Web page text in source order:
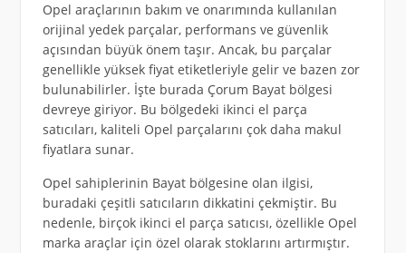
Opel araçlarının bakım ve onarımında kullanılan
orijinal yedek parçalar, performans ve güvenlik
açısından büyük önem taşır. Ancak, bu parçalar
genellikle yüksek fiyat etiketleriyle gelir ve bazen zor
bulunabilirler. İşte burada Çorum Bayat bölgesi
devreye giriyor. Bu bölgedeki ikinci el parça
satıcıları, kaliteli Opel parçalarını çok daha makul
fiyatlara sunar.
Opel sahiplerinin Bayat bölgesine olan ilgisi,
buradaki çeşitli satıcıların dikkatini çekmiştir. Bu
nedenle, birçok ikinci el parça satıcısı, özellikle Opel
marka araçlar için özel olarak stoklarını artırmıştır.